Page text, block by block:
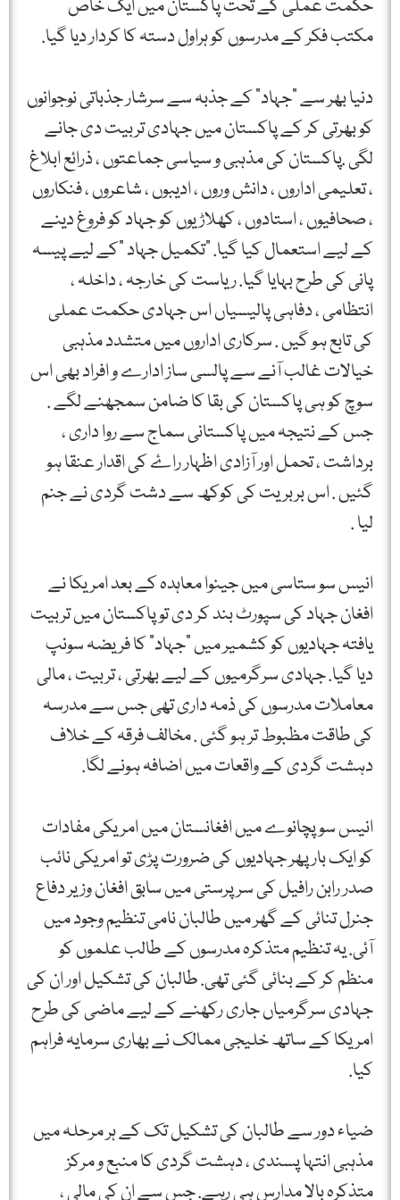
حکمت عملی کے تحت پاکستان میں ایک خاص
مکتب فکر کے مدرسوں کو ہراول دستہ کا کردار دیا گیا.
دنیا بھر سے ”جہاد” کے جذبہ سے سرشار جذباتی نوجوانوں
کو بھرتی کر کے پاکستان میں جہادی تربیت دی جانے
لگی .پاکستان کی مذہبی و سیاسی جماعتوں ، ذرائع ابلاغ
، تعلیمی اداروں ، دانش وروں ، ادیبوں ، شاعروں ، فنکاروں
، صحافیوں ، استادوں ، کھلاڑیوں کو جہاد کو فروغ دینے
کے لیے استعمال کیا گیا. ”تکمیل جہاد ”کے لیے پیسہ
پانی کی طرح بہایا گیا. ریاست کی خارجہ ، داخلہ ،
انتظامی ، دفاہی پالیسیاں اس جہادی حکمت عملی
کی تابع ہو گیں . سرکاری اداروں میں متشدد مذہبی
خیالات غالب آنے سے پالسی ساز ادارے و افراد بھی اس
سوچ کو ہی پاکستان کی بقا کا ضامن سمجھنے لگے .
جس کے نتیجہ میں پاکستانی سماج سے روا داری ،
برداشت ، تحمل اور آزادی اظہار راۓ کی اقدار عنقا ہو
گئیں . اس بربریت کی کوکھ سے دشت گردی نے جنم
لیا .
انیس سو ستاسی میں جینوا معاہدہ کے بعد امریکا نے
افغان جہاد کی سپورٹ بند کر دی تو پاکستان میں تربیت
یافتہ جہادیوں کو کشمیر میں ”جہاد” کا فریضہ سونپ
دیا گیا. جہادی سرگرمیوں کے لیے بھرتی ، تربیت ، مالی
معاملات مدرسوں کی ذمہ داری تھی جس سے مدرسہ
کی طاقت مظبوط تر ہو گئی . مخالف فرقہ کے خلاف
دہشت گردی کے واقعات میں اضافہ ہونے لگا.
انیس سو پچانوے میں افغانستان میں امریکی مفادات
کو ایک بار پھر جہادیوں کی ضرورت پڑی تو امریکی نائب
صدر رابن رافیل کی سرپرستی میں سابق افغان وزیر دفاع
جنرل تنائی کے گھر میں طالبان نامی تنظیم وجود میں
آئی. یہ تنظیم متذکرہ مدرسوں کے طالب علموں کو
منظم کر کے بنائی گئی تھی. طالبان کی تشکیل اور ان کی
جہادی سرگرمیاں جاری رکھنے کے لیے ماضی کی طرح
امریکا کے ساتھ خلیجی ممالک نے بھاری سرمایہ فراہم
کیا.
ضیاء دور سے طالبان کی تشکیل تک کے ہر مرحلہ میں
مذہبی انتہا پسندی ، دہشت گردی کا منبع و مرکز
متذکرہ بالا مدارس ہی رہے. جس سے ان کی مالی ،